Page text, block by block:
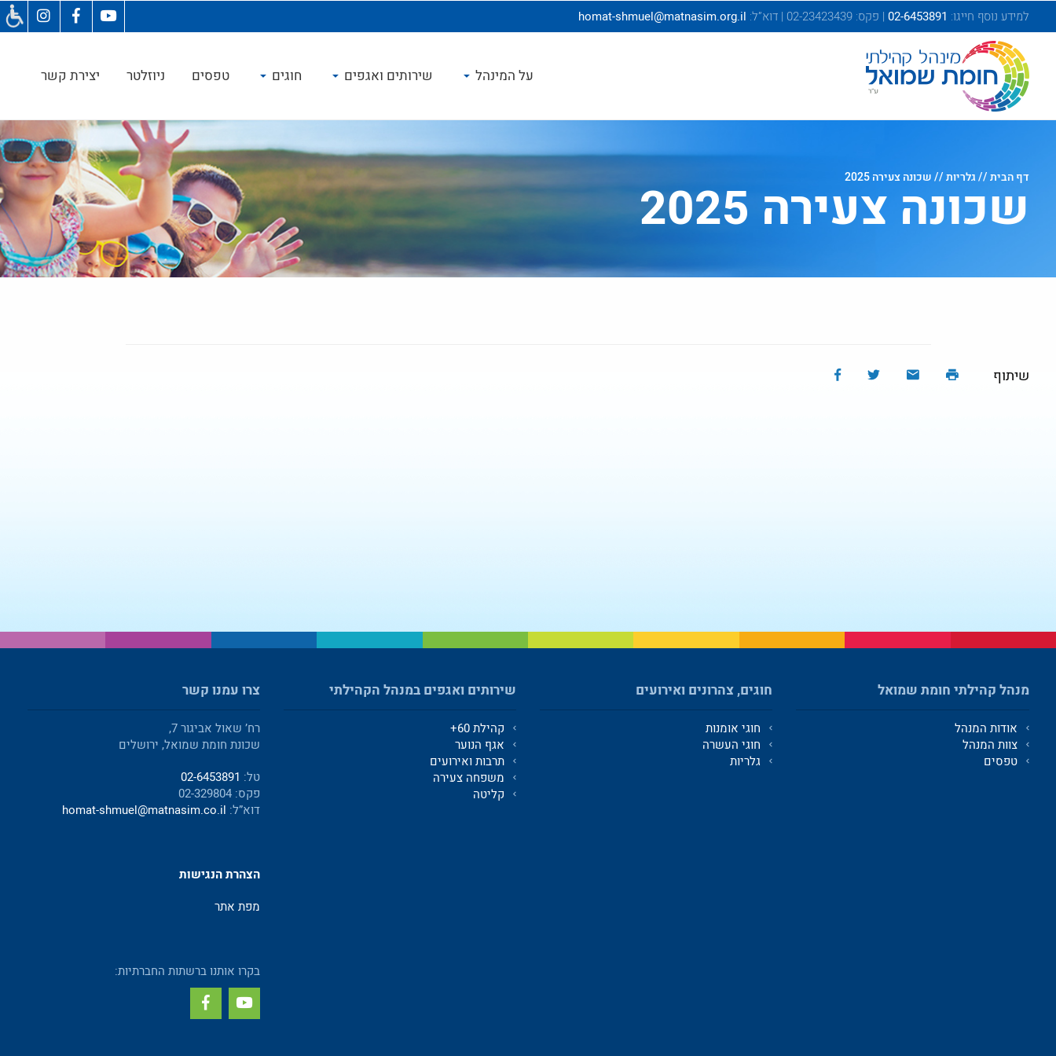
בְּאֲתָר
זֶה
מֻפְעֶלֶת
מַעֲרֶכֶת
"המרכז
הישראלי
לְהַנְגָּשָׁת
לִנְגִישׁוּת
הָאֲתָר.
לִפְתִיחַת
לְחַץ
למידע נוסף חייגו: 02-6453891 | פקס: 02-23423439 | דוא”ל: homat-shmuel@matnasim.org.il
על המינהל שירותים ואגפים חוגים טפסים ניוזלטר יצירת קשר
דף הבית//גלריות// שכונה צעירה 2025
שכונה צעירה 2025
שיתוף
מנהל קהילתי חומת שמואל
אודות המנהל
צוות המנהל
טפסים
חוגים, צהרונים ואירועים
חוגי אומנות
חוגי העשרה
גלריות
שירותים ואגפים במנהל הקהילתי
קהילת 60+
אגף הנוער
תרבות ואירועים
משפחה צעירה
קליטה
צרו עמנו קשר
רח’ שאול אביגור 7,
שכונת חומת שמואל, ירושלים
טל: 02-6453891
פקס: 02-329804
דוא”ל: homat-shmuel@matnasim.co.il
הצהרת הנגישות
מפת אתר
בקרו אותנו ברשתות החברתיות: